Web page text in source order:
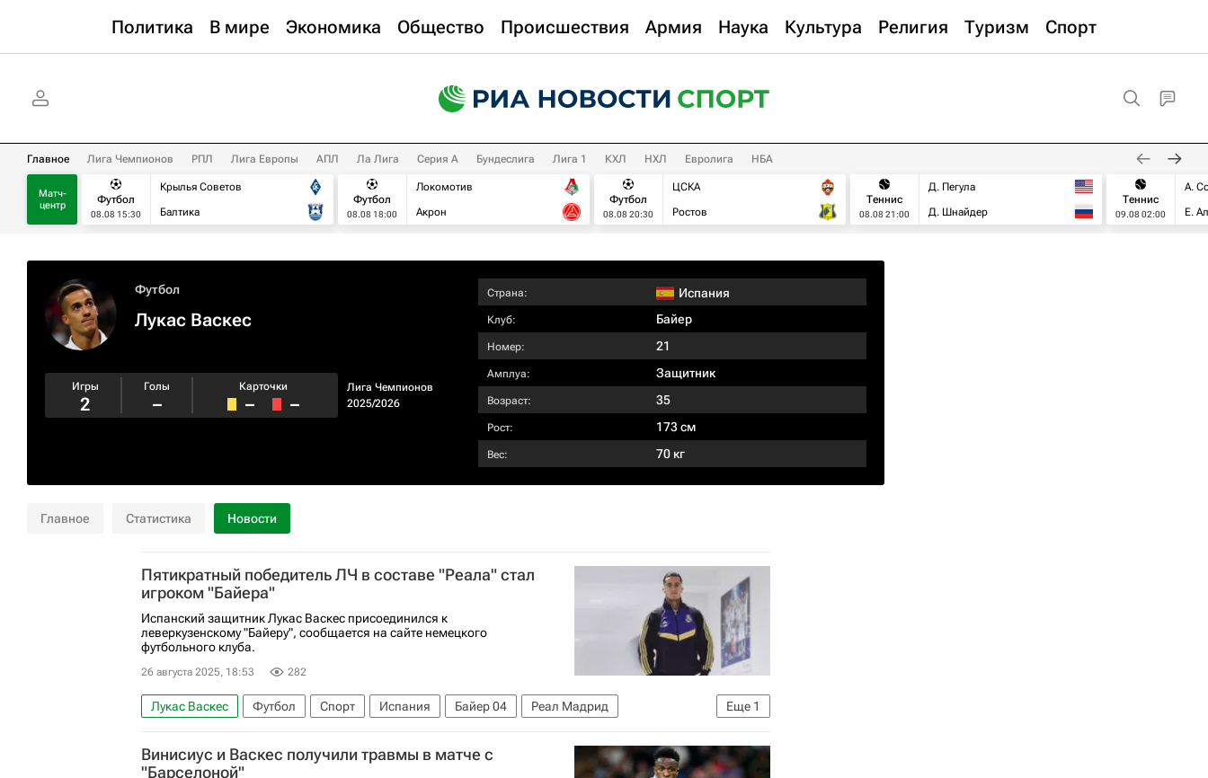
Политика В мире Экономика Общество Происшествия Армия Наука Культура Религия Туризм Спорт
Главное Лига Чемпионов РПЛ Лига Европы АПЛ Ла Лига Серия А Бундеслига Лига 1 КХЛ НХЛ Евролига НБА
Матч-
центр
Футбол
08.08 15:30
Крылья Советов
Балтика
Футбол
08.08 18:00
Локомотив
Акрон
Футбол
08.08 20:30
ЦСКА
Ростов
Теннис
08.08 21:00
Д. Пегула
Д. Шнайдер
Теннис
09.08 02:00
А.
Е.
Футбол
Лукас Васкес
Лига Чемпионов
2025/2026
Игры
2
Голы
–
Карточки
– –
Страна: Испания
Клуб: Байер
Номер: 21
Амплуа: Защитник
Возраст: 35
Рост: 173 см
Вес: 70 кг
Главное Статистика Новости
Пятикратный победитель ЛЧ в составе "Реала" стал
игроком "Байера"
Испанский защитник Лукас Васкес присоединился к
леверкузенскому "Байеру", сообщается на сайте немецкого
футбольного клуба.
26 августа 2025, 18:53 282
Еще 1
Лукас Васкес Футбол Спорт Испания Байер 04
Реал Мадрид
Лига чемпионов УЕФА 2026-2027
Винисиус и Васкес получили травмы в матче с
"Барселоной"